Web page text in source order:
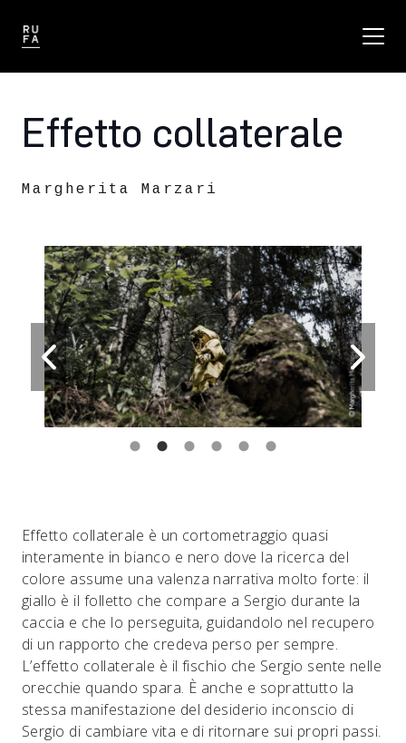
Effetto collaterale
Margherita Marzari
Effetto collaterale è un cortometraggio quasi
interamente in bianco e nero dove la ricerca del
colore assume una valenza narrativa molto forte: il
giallo è il folletto che compare a Sergio durante la
caccia e che lo perseguita, guidandolo nel recupero
di un rapporto che credeva perso per sempre.
L’effetto collaterale è il fischio che Sergio sente nelle
orecchie quando spara. È anche e soprattutto la
stessa manifestazione del desiderio inconscio di
Sergio di cambiare vita e di ritornare sui propri passi.